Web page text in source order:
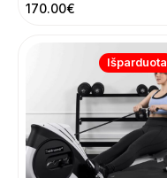
170.00€
Išparduota